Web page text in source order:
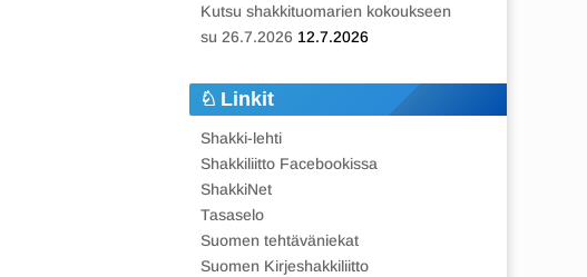
Kutsu shakkituomarien kokoukseen
su 26.7.2026 12.7.2026
Linkit
Shakki-lehti
Shakkiliitto Facebookissa
ShakkiNet
Tasaselo
Suomen tehtäväniekat
Suomen Kirjeshakkiliitto